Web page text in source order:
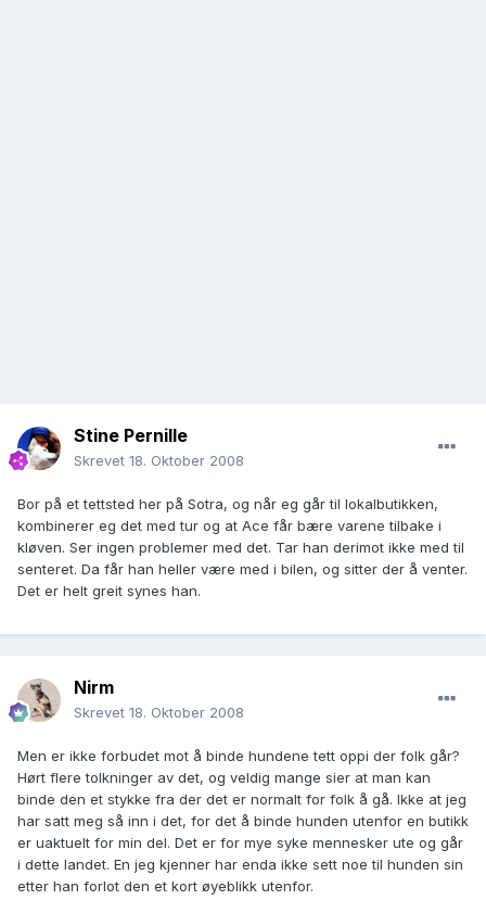
Stine Pernille
Skrevet 18. Oktober 2008
Bor på et tettsted her på Sotra, og når eg går til lokalbutikken,
kombinerer eg det med tur og at Ace får bære varene tilbake i
kløven. Ser ingen problemer med det. Tar han derimot ikke med til
senteret. Da får han heller være med i bilen, og sitter der å venter.
Det er helt greit synes han.
Nirm
Skrevet 18. Oktober 2008
Men er ikke forbudet mot å binde hundene tett oppi der folk går?
Hørt flere tolkninger av det, og veldig mange sier at man kan
binde den et stykke fra der det er normalt for folk å gå. Ikke at jeg
har satt meg så inn i det, for det å binde hunden utenfor en butikk
er uaktuelt for min del. Det er for mye syke mennesker ute og går
i dette landet. En jeg kjenner har enda ikke sett noe til hunden sin
etter han forlot den et kort øyeblikk utenfor.